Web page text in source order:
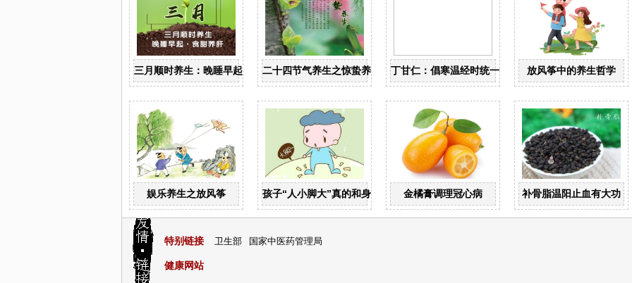
三月顺时养生：晚睡早起 食甜养肝二十四节气养生之惊蛰养生 丁甘仁：倡寒温经时统一 创近代中医教育放风筝中的养生哲学
娱乐养生之放风筝 孩子“人小脚大”真的和身高有关？金橘膏调理冠心病 补骨脂温阳止血有大功
特别链接 卫生部 国家中医药管理局
健康网站